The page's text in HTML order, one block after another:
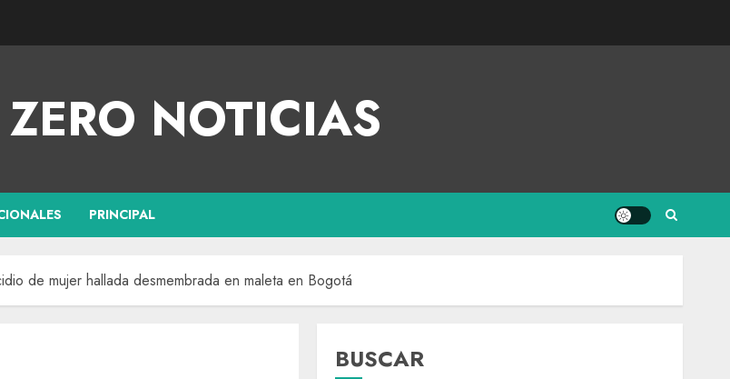
NOTICIAS
PRINCIPAL
de mujer hallada desmembrada en maleta en Bogotá
BUSCAR